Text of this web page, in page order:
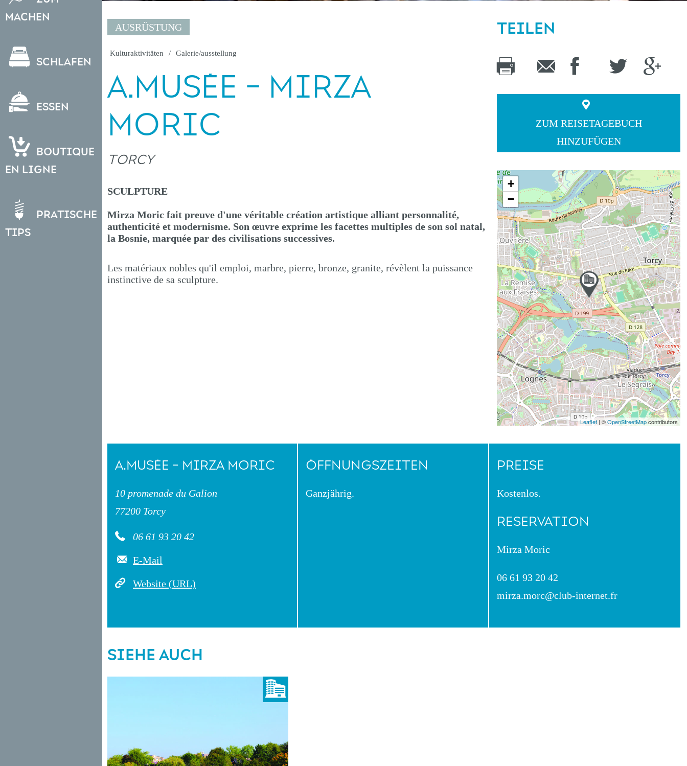
Machen
Schlafen
Essen
Boutique
en ligne
Pratische
Tips
AUSRÜSTUNG
Kulturaktivitäten Galerie/ausstellung
A.MUSÉE - MIRZA
MORIC
TORCY
SCULPTURE
Mirza Moric fait preuve d'une véritable création artistique alliant personnalité,
authenticité et modernisme. Son œuvre exprime les facettes multiples de son sol natal,
la Bosnie, marquée par des civilisations successives.
Les matériaux nobles qu'il emploi, marbre, pierre, bronze, granite, révèlent la puissance
instinctive de sa sculpture.
TEILEN
ZUM REISETAGEBUCH
HINZUFÜGEN
+
−
Leaflet | ©OpenStreetMapcontributors
A.MUSÉE - MIRZA MORIC
10 promenade du Galion
77200 Torcy
06 61 93 20 42
E-Mail
Website (URL)
ÖFFNUNGSZEITEN
Ganzjährig.
PREISE
Kostenlos.
RESERVATION
Mirza Moric
06 61 93 20 42
mirza.morc@club-internet.fr
SIEHE AUCH